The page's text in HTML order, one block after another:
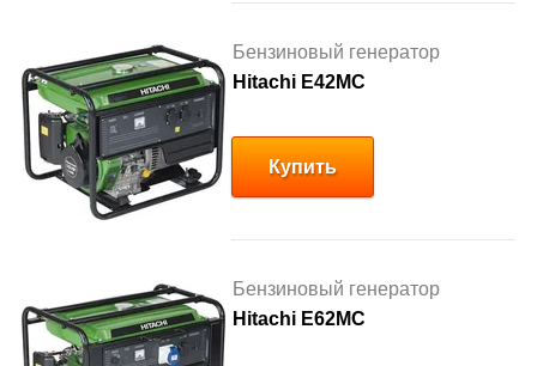
Бензиновый генератор
Hitachi E42MC
Купить
Бензиновый генератор
Hitachi E62MC